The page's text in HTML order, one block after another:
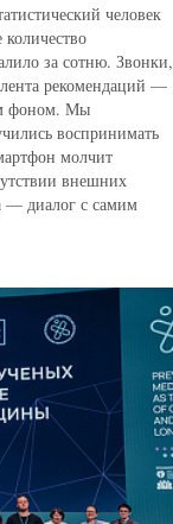
человек
за сотню. Звонки,
рекомендаций —
фоном. Мы
воспринимать
молчит
внешних
— диалог с самим